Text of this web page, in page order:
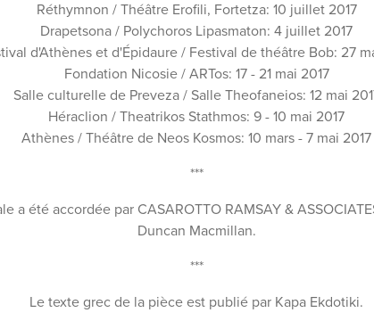
Réthymnon / Théâtre Erofili, Fortetza: 10 juillet 2017
Drapetsona / Polychoros Lipasmaton: 4 juillet 2017
d'Athènes et d'Épidaure / Festival de théâtre Bob: 27
Fondation Nicosie / ARTos: 17 - 21 mai 2017
Salle culturelle de Preveza / Salle Theofaneios: 12 mai
Héraclion / Theatrikos Stathmos: 9 - 10 mai 2017
Athènes / Théâtre de Neos Kosmos: 10 mars - 7 mai 2017
***
a été accordée par CASAROTTO RAMSAY &
Duncan Macmillan.
***
Le texte grec de la pièce est publié par Kapa Ekdotiki.